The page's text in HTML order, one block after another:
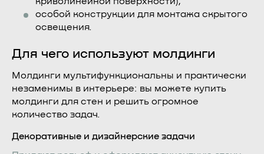
особой конструкции для монтажа скрытого
освещения.
Для чего используют молдинги
Молдинги мультифункциональны и практически
незаменимы в интерьере: вы можете купить
молдинги для стен и решить огромное
количество задач.
Декоративные и дизайнерские задачи